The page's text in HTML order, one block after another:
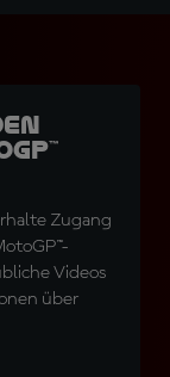
Zugang
Videos
über